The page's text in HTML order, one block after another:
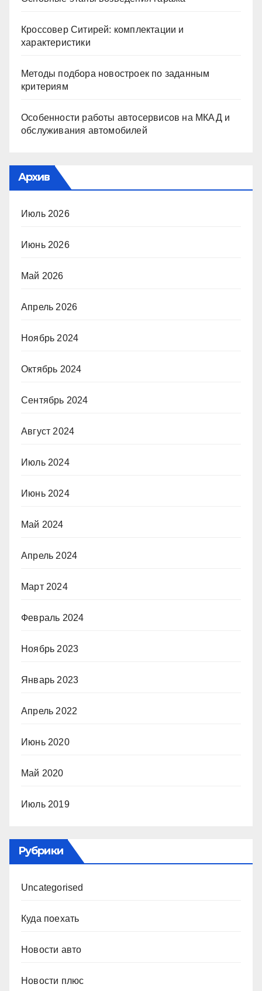
Кроссовер Ситирей: комплектации и
характеристики
Методы подбора новостроек по заданным
критериям
Особенности работы автосервисов на МКАД и
обслуживания автомобилей
Архив
Июль 2026
Июнь 2026
Май 2026
Апрель 2026
Ноябрь 2024
Октябрь 2024
Сентябрь 2024
Август 2024
Июль 2024
Июнь 2024
Май 2024
Апрель 2024
Март 2024
Февраль 2024
Ноябрь 2023
Январь 2023
Апрель 2022
Июнь 2020
Май 2020
Июль 2019
Рубрики
Uncategorised
Куда поехать
Новости авто
Новости плюс